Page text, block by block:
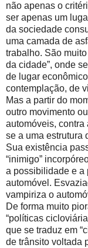
não apenas o
ser apenas um
da sociedade
uma camada de
trabalho. São
da cidade”, onde
de lugar
contemplação, de
Mas a partir do
outro movimento
automóveis, contra
se a uma estrutura
Sua existência
“inimigo”
a possibilidade e a
automóvel.
vampiriza o
De forma muito
“políticas
que se traduz em
de trânsito voltada